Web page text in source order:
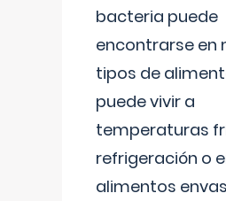
bacteria puede
encontrarse en
tipos de
puede vivir a
temperaturas
refrigeración o
alimentos